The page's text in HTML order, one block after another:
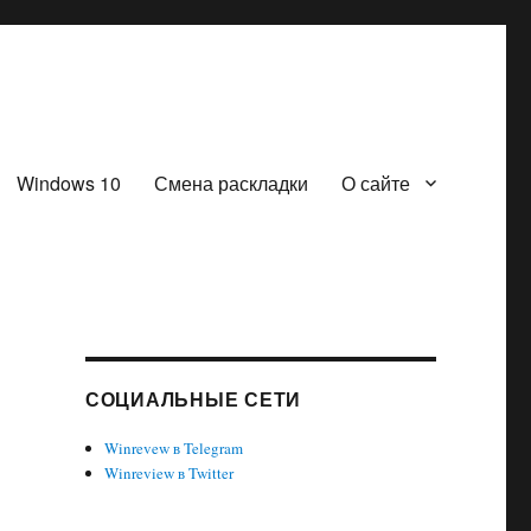
Windows 10 Смена раскладки О сайте
СОЦИАЛЬНЫЕ СЕТИ
Winrevew в Telegram
Winreview в Twitter